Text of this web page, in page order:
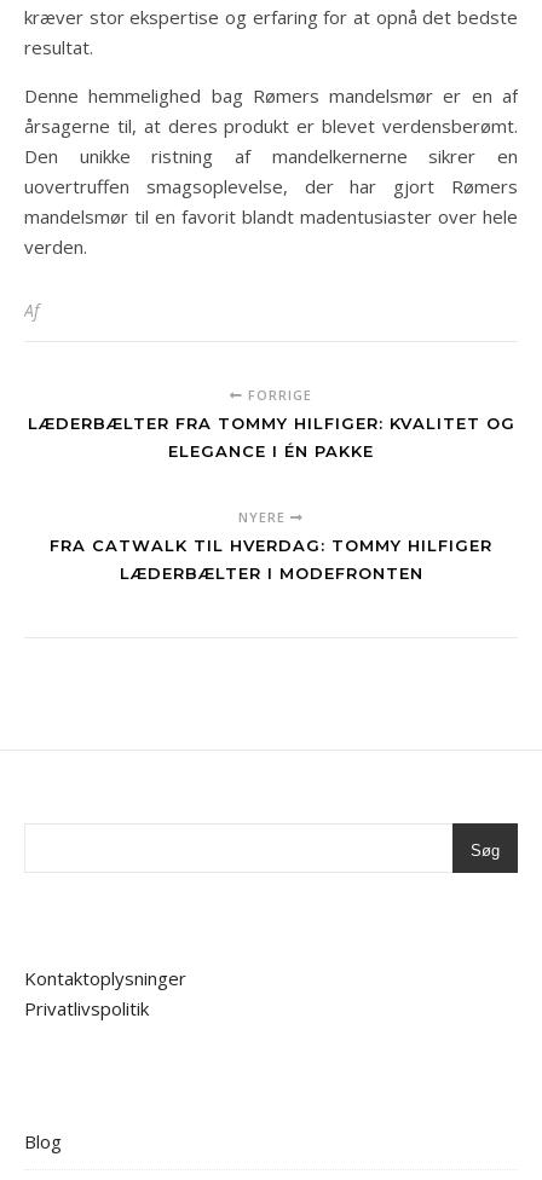
kræver stor ekspertise og erfaring for at opnå det bedste
resultat.
Denne hemmelighed bag Rømers mandelsmør er en af
årsagerne til, at deres produkt er blevet verdensberømt.
Den unikke ristning af mandelkernerne sikrer en
uovertruffen smagsoplevelse, der har gjort Rømers
mandelsmør til en favorit blandt madentusiaster over hele
verden.
Af
FORRIGE
LÆDERBÆLTER FRA TOMMY HILFIGER: KVALITET OG
ELEGANCE I ÉN PAKKE
NYERE
FRA CATWALK TIL HVERDAG: TOMMY HILFIGER
LÆDERBÆLTER I MODEFRONTEN
Søg
Kontaktoplysninger
Privatlivspolitik
Blog